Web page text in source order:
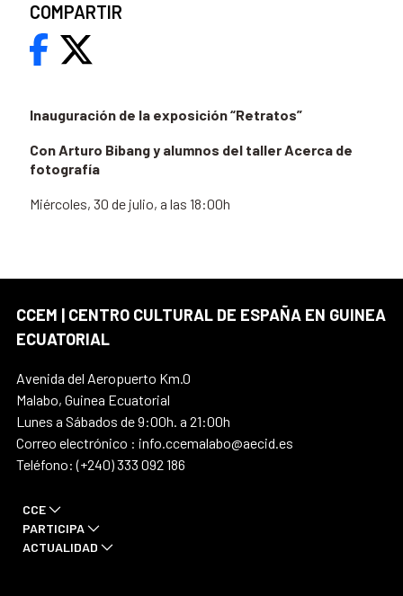
Inauguración de la exposición “Retratos”
Con Arturo Bibang y alumnos del taller Acerca de
fotografía
Miércoles, 30 de julio, a las 18:00h
COMPARTIR
CCEM | CENTRO CULTURAL DE ESPAÑA EN GUINEA
ECUATORIAL
Avenida del Aeropuerto Km.0
Malabo, Guinea Ecuatorial
Lunes a Sábados de 9:00h. a 21:00h
Correo electrónico : info.ccemalabo@aecid.es
Teléfono: (+240) 333 092 186
CCE
PARTICIPA
ACTUALIDAD